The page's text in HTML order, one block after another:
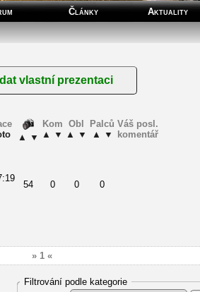
Články
Aktuality
▲ ▼
Kom
▲ ▼
Obl
▲ ▼
Palců
▲ ▼
Váš posl.
komentář
54 0 0 0
» 1 «
Filtrování podle kategorie